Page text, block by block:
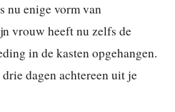
nu enige vorm van
vrouw heeft nu zelfs de
in de kasten opgehangen.
dagen achtereen uit je